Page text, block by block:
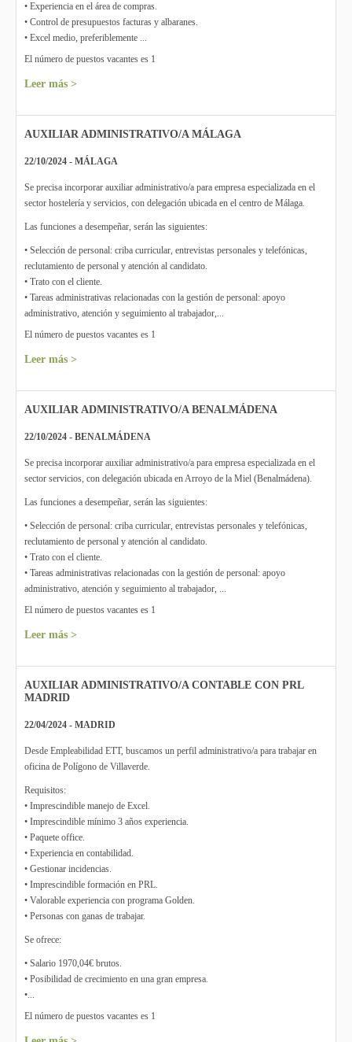
• Experiencia en el área de compras.
• Control de presupuestos facturas y albaranes.
• Excel medio, preferiblemente ...
El número de puestos vacantes es 1
Leer más >
AUXILIAR ADMINISTRATIVO/A MÁLAGA
22/10/2024 - MÁLAGA
Se precisa incorporar auxiliar administrativo/a para empresa especializada en el
sector hostelería y servicios, con delegación ubicada en el centro de Málaga.
Las funciones a desempeñar, serán las siguientes:
• Selección de personal: criba curricular, entrevistas personales y telefónicas,
reclutamiento de personal y atención al candidato.
• Trato con el cliente.
• Tareas administrativas relacionadas con la gestión de personal: apoyo
administrativo, atención y seguimiento al trabajador,...
El número de puestos vacantes es 1
Leer más >
AUXILIAR ADMINISTRATIVO/A BENALMÁDENA
22/10/2024 - BENALMÁDENA
Se precisa incorporar auxiliar administrativo/a para empresa especializada en el
sector servicios, con delegación ubicada en Arroyo de la Miel (Benalmádena).
Las funciones a desempeñar, serán las siguientes:
• Selección de personal: criba curricular, entrevistas personales y telefónicas,
reclutamiento de personal y atención al candidato.
• Trato con el cliente.
• Tareas administrativas relacionadas con la gestión de personal: apoyo
administrativo, atención y seguimiento al trabajador, ...
El número de puestos vacantes es 1
Leer más >
AUXILIAR ADMINISTRATIVO/A CONTABLE CON PRL
MADRID
22/04/2024 - MADRID
Desde Empleabilidad ETT, buscamos un perfil administrativo/a para trabajar en
oficina de Polígono de Villaverde.
Requisitos:
• Imprescindible manejo de Excel.
• Imprescindible mínimo 3 años experiencia.
• Paquete office.
• Experiencia en contabilidad.
• Gestionar incidencias.
• Imprescindible formación en PRL.
• Valorable experiencia con programa Golden.
• Personas con ganas de trabajar.
Se ofrece:
• Salario 1970,04€ brutos.
• Posibilidad de crecimiento en una gran empresa.
•...
El número de puestos vacantes es 1